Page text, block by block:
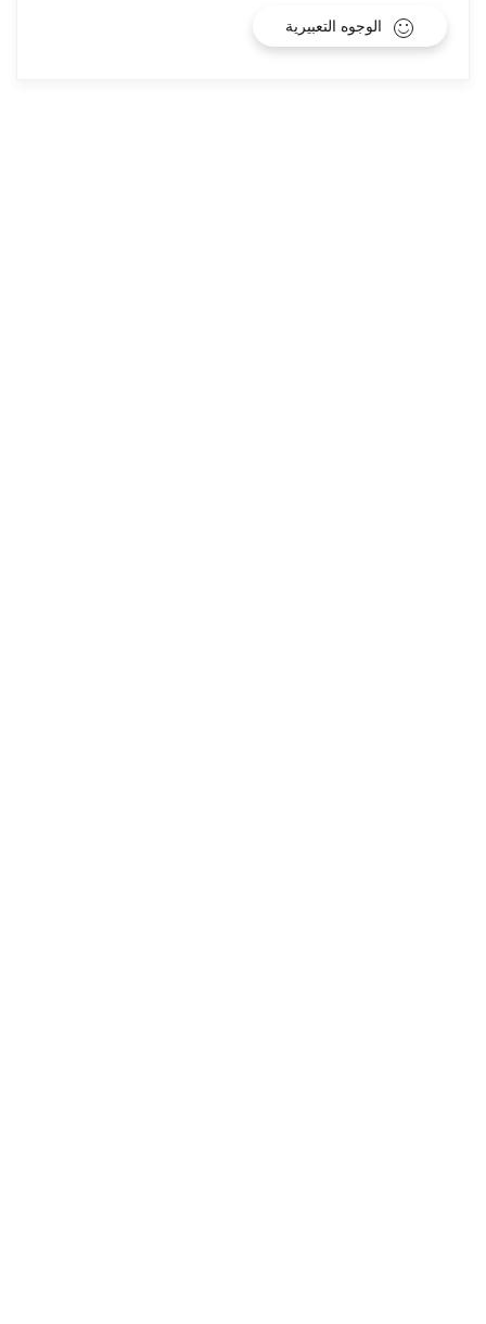
الوجوه التعبيرية